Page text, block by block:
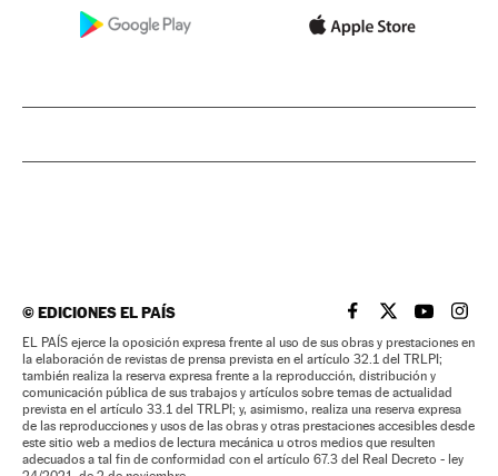
©EDICIONES EL PAÍS EL PAÍS BRASIL EN
EL PAÍSEL PAÍS
EL
EL PAÍS ejerce la oposición expresa frente al uso de sus obras y prestaciones en
la elaboración de revistas de prensa prevista en el artículo 32.1 del TRLPI;
también realiza la reserva expresa frente a la reproducción, distribución y
comunicación pública de sus trabajos y artículos sobre temas de actualidad
prevista en el artículo 33.1 del TRLPI; y, asimismo, realiza una reserva expresa
de las reproducciones y usos de las obras y otras prestaciones accesibles desde
este sitio web a medios de lectura mecánica u otros medios que resulten
adecuados a tal fin de conformidad con el artículo 67.3 del Real Decreto - ley